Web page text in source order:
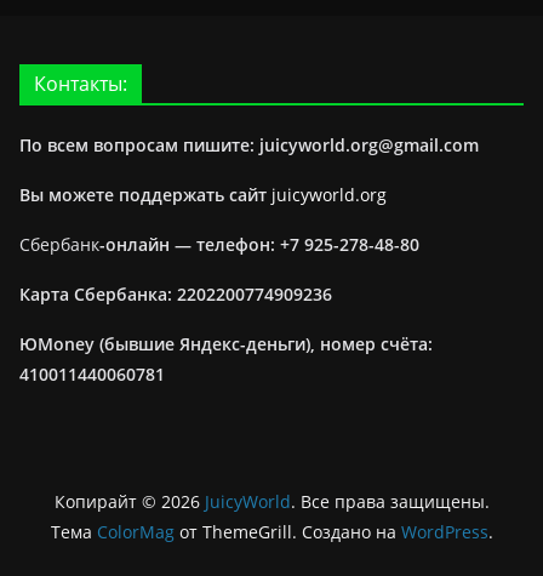
Контакты:
По всем вопросам пишите: juicyworld.org@gmail.com
Вы можете поддержать сайт juicyworld.org
Сбербанк-онлайн — телефон: +7 925-278-48-80
Карта Сбербанка: 2202200774909236
ЮMoney (бывшие Яндекс-деньги), номер счёта:
410011440060781
Копирайт © 2026 JuicyWorld. Все права защищены.
Тема ColorMagот ThemeGrill. Создано на WordPress.